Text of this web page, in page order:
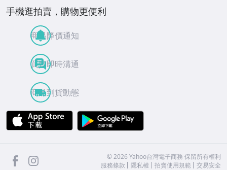
手機逛拍賣，購物更便利
商品降價通知
買賣即時溝通
商品到貨動態
APP Store
facebook ©2026 Yahoo台灣電子商務 保留所有權利
服務條款
隱私權 拍賣使用規範 交易安全